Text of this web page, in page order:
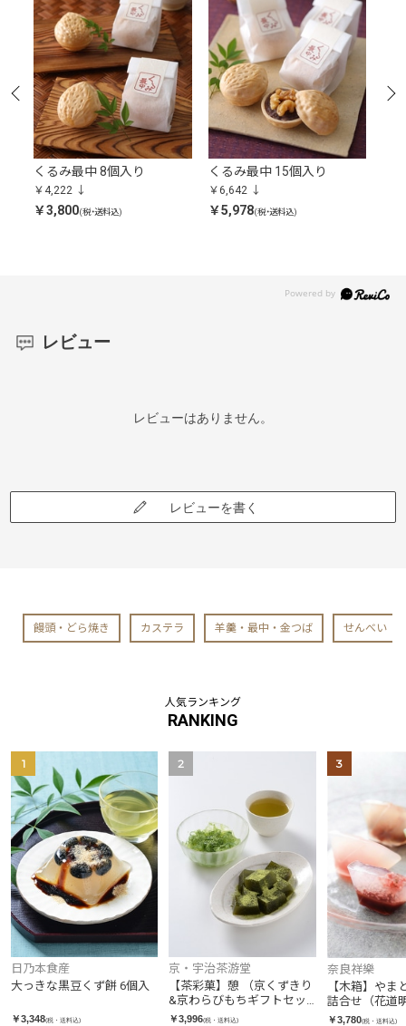
くるみ最中 8個入り
￥4,222
￥3,800(税・送料込)
くるみ最中 15個入り
￥6,642
￥5,978(税・送料込)
レビュー
レビューはありません。
レビューを書く
饅頭・どら焼き カステラ 羊羹・最中・金つば せんべい
人気ランキング
RANKING
1
日乃本食産
大っきな黒豆くず餅 6個入
￥3,348(税・送料込)
2
京・宇治茶游堂
【茶彩菓】憩 （京くずきり
&京わらびもちギフトセッ
ト）
￥3,996(税・送料込)
3
奈良祥樂
【木箱】やま
詰合せ（花道
ね・葛小倉・
￥3,780(税・送料込)